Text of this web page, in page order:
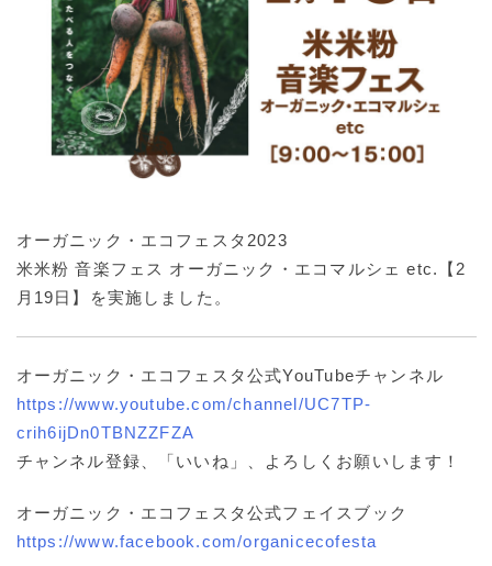
オーガニック・エコフェスタ2023
米米粉 音楽フェス オーガニック・エコマルシェ etc.【2
月19日】を実施しました。
オーガニック・エコフェスタ公式YouTubeチャンネル
https://www.youtube.com/channel/UC7TP-
crih6ijDn0TBNZZFZA
チャンネル登録、「いいね」、よろしくお願いします！
オーガニック・エコフェスタ公式フェイスブック
https://www.facebook.com/organicecofesta